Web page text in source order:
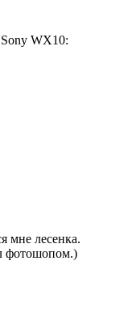
WX10:
мне лесенка.
фотошопом.)